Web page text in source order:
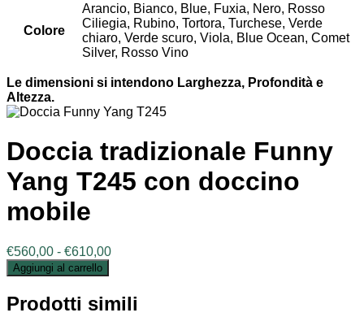
Colore
Arancio, Bianco, Blue, Fuxia, Nero, Rosso
Ciliegia, Rubino, Tortora, Turchese, Verde
chiaro, Verde scuro, Viola, Blue Ocean, Comet
Silver, Rosso Vino
Le dimensioni si intendono Larghezza, Profondità e
Altezza.
Doccia tradizionale Funny
Yang T245 con doccino
mobile
€560,00 - €610,00Fascia
da
€560,00
Aggiungi al carrello
Prodotti simili